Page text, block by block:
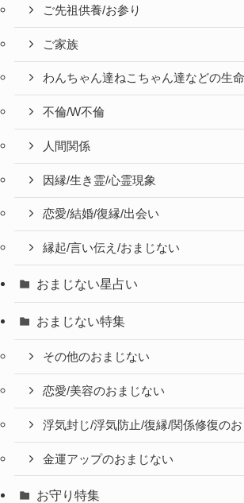
ご先祖供養/お参り
ご家族
わんちゃん達ねこちゃん達などの生
不倫/W不倫
人間関係
因縁/生き霊/心霊現象
恋愛/結婚/復縁/出会い
縁起/言い伝え/おまじない
おまじない星占い
おまじない特集
その他のおまじない
恋愛/美容のおまじない
浮気封じ/浮気防止/復縁/関係修復の
金運アップのおまじない
お守り特集